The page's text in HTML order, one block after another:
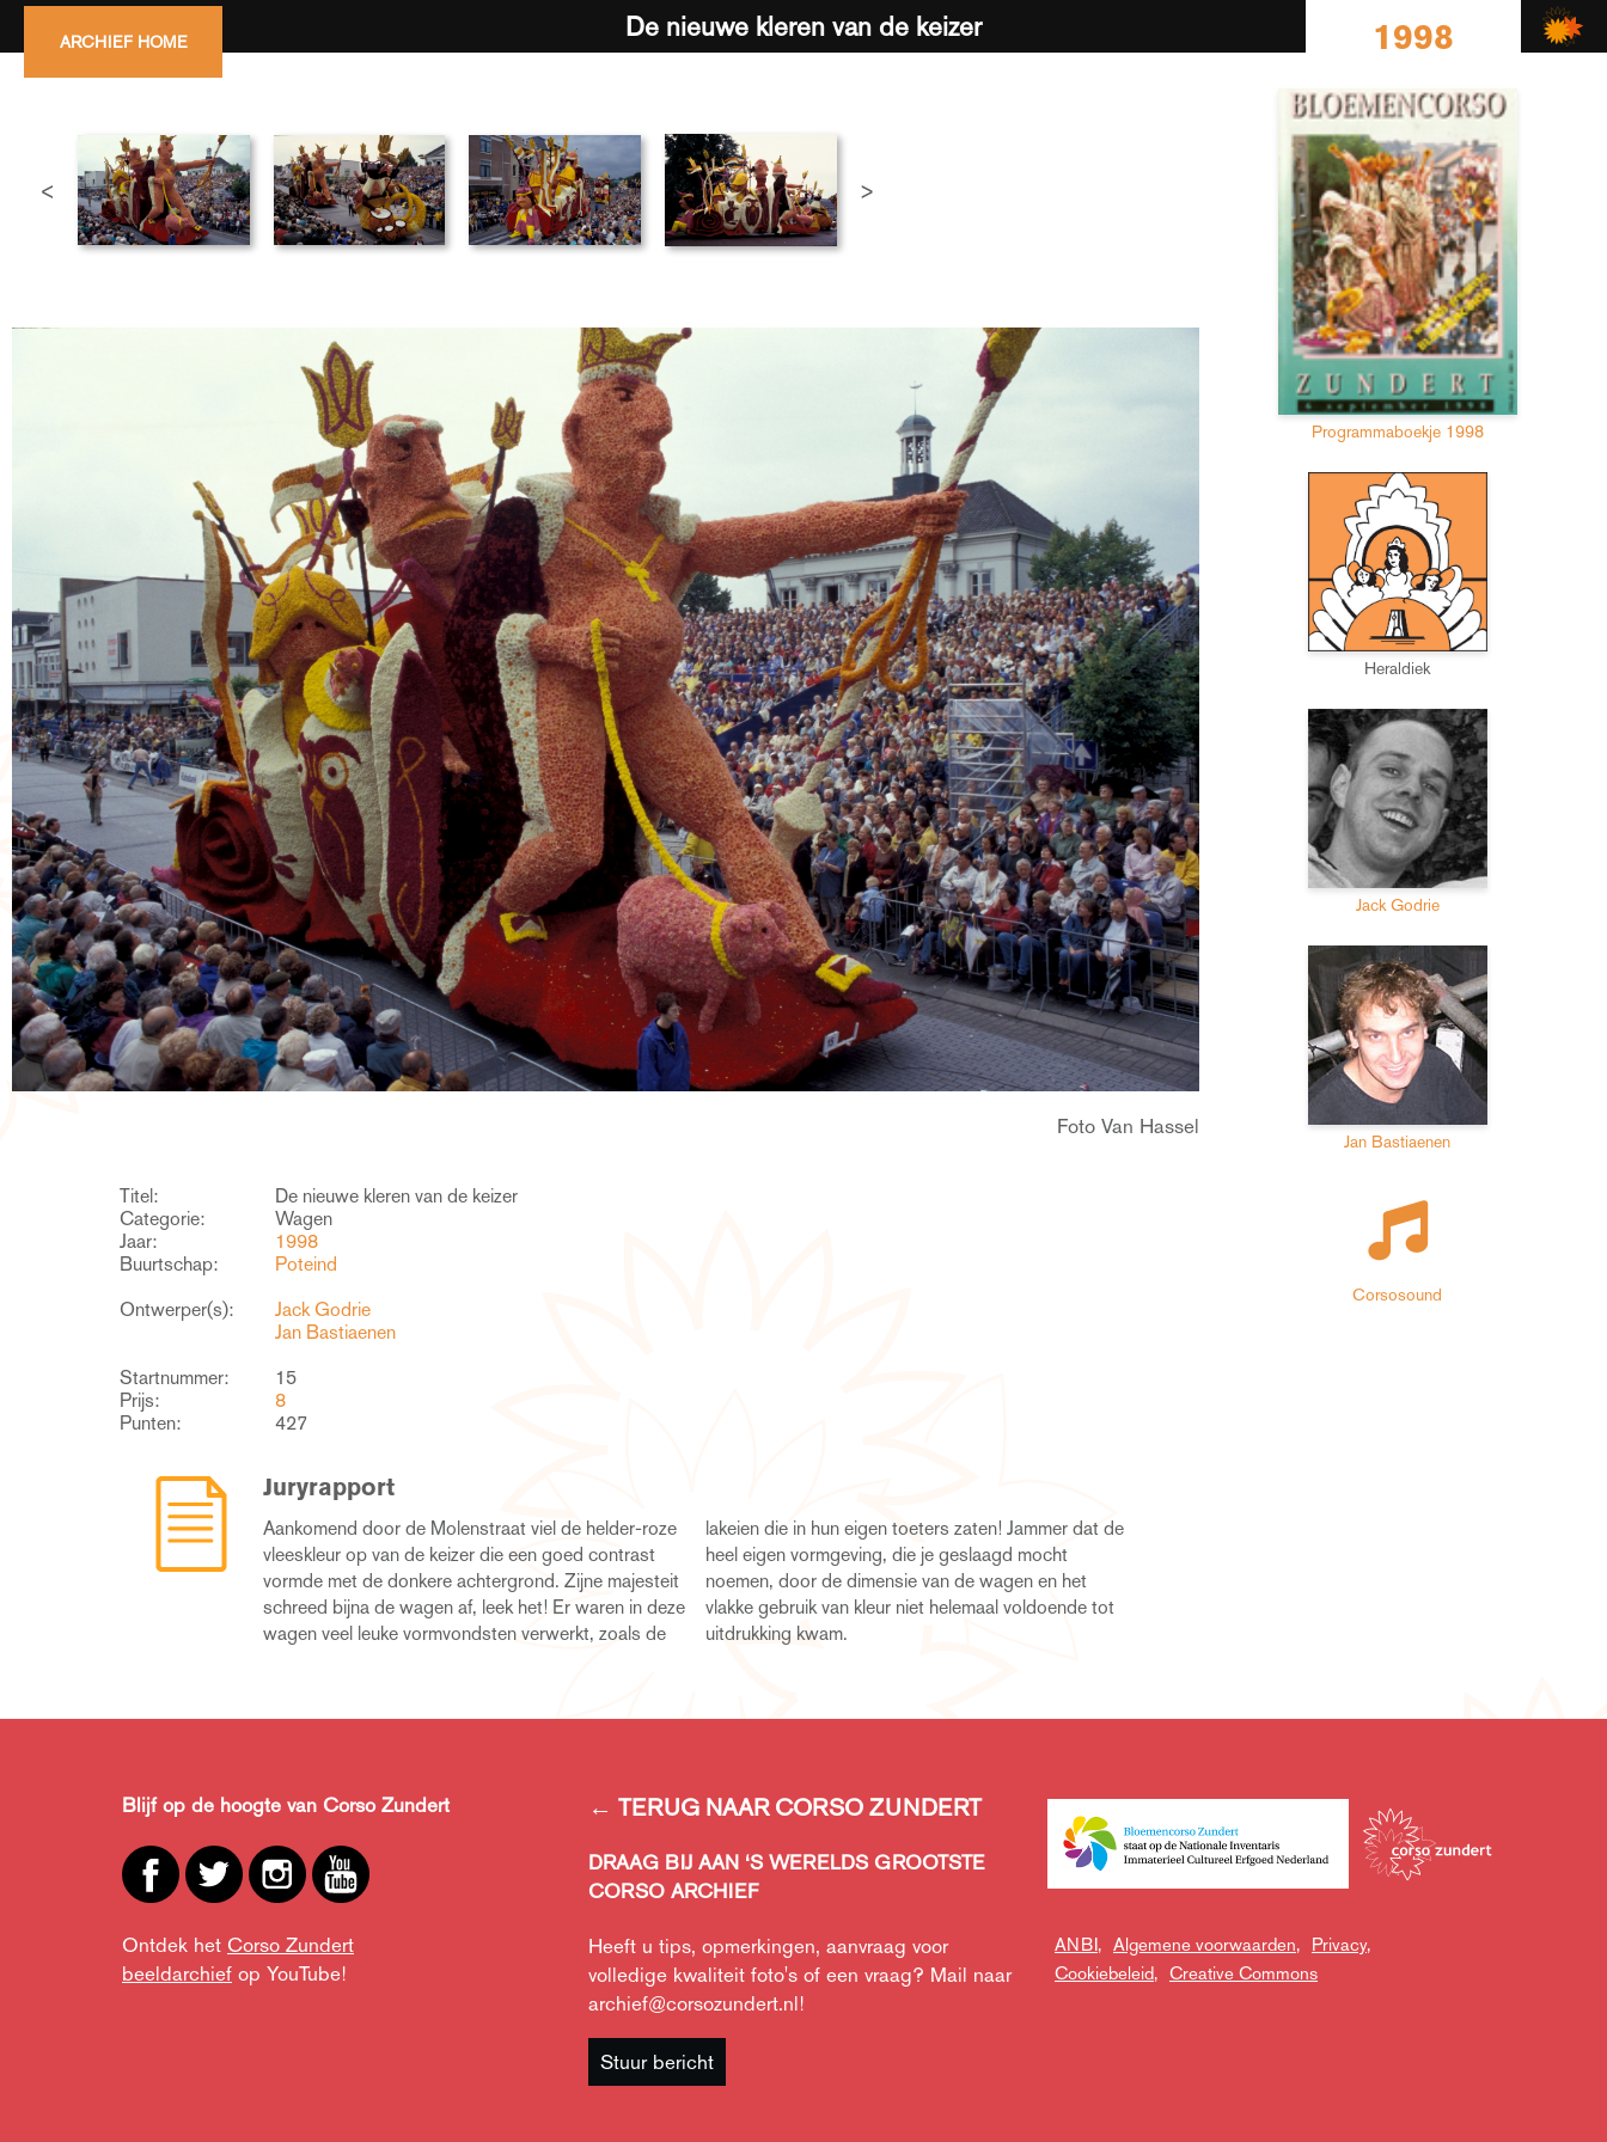
ARCHIEF HOME De nieuwe kleren van de keizer 1998
< >
Foto Van Hassel
Titel:
De nieuwe kleren van de keizer
Categorie:
Wagen
Jaar:
1998
Buurtschap:
Poteind
Ontwerper(s):
Jack Godrie
Jan Bastiaenen
Startnummer:
15
Prijs:
8
Punten:
427
Juryrapport
Aankomend door de Molenstraat viel de helder-roze
vleeskleur op van de keizer die een goed contrast
vormde met de donkere achtergrond. Zijne majesteit
schreed bijna de wagen af, leek het! Er waren in deze
wagen veel leuke vormvondsten verwerkt, zoals de
lakeien die in hun eigen toeters zaten! Jammer dat de
heel eigen vormgeving, die je geslaagd mocht
noemen, door de dimensie van de wagen en het
vlakke gebruik van kleur niet helemaal voldoende tot
uitdrukking kwam.
Programmaboekje 1998
Heraldiek
Jack Godrie
Jan Bastiaenen
Corsosound
Blijf op de hoogte van Corso Zundert
Ontdek het Corso Zundert
beeldarchief op YouTube!
← TERUG NAAR CORSO ZUNDERT
DRAAG BIJ AAN ‘S WERELDS GROOTSTE
CORSO ARCHIEF
Heeft u tips, opmerkingen, aanvraag voor
volledige kwaliteit foto's of een vraag? Mail naar
archief@corsozundert.nl!
Stuur bericht
ANBI, Algemene voorwaarden,
Privacy,
Cookiebeleid, Creative Commons